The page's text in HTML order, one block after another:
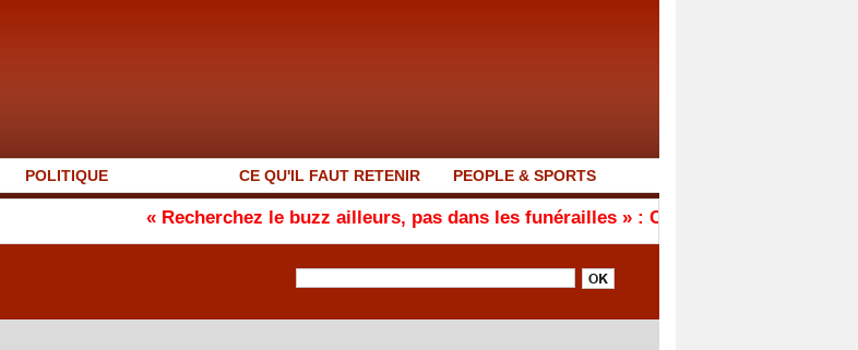
POLITIQUE CE QU'IL FAUT RETENIR PEOPLE & SPORTS
« Recherchez le buzz ailleurs, pas dans les funérailles » : Coup de gueule contre les images